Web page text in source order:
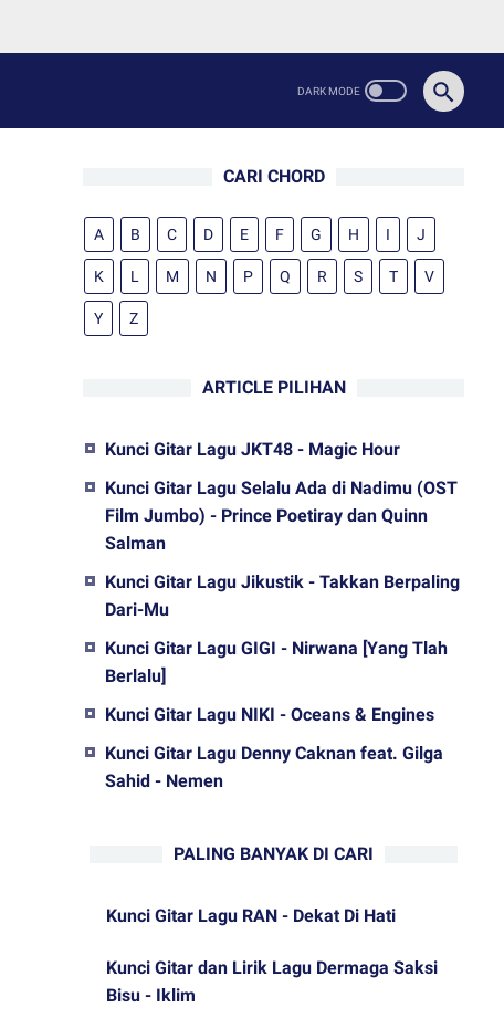
CARI CHORD
A B C D E F G H I J
K L M N P Q R S T V
Y Z
ARTICLE PILIHAN
Kunci Gitar Lagu JKT48 - Magic Hour
Kunci Gitar Lagu Selalu Ada di Nadimu (OST
Film Jumbo) - Prince Poetiray dan Quinn
Salman
Kunci Gitar Lagu Jikustik - Takkan Berpaling
Dari-Mu
Kunci Gitar Lagu GIGI - Nirwana [Yang Tlah
Berlalu]
Kunci Gitar Lagu NIKI - Oceans & Engines
Kunci Gitar Lagu Denny Caknan feat. Gilga
Sahid - Nemen
PALING BANYAK DI CARI
Kunci Gitar Lagu RAN - Dekat Di Hati
Kunci Gitar dan Lirik Lagu Dermaga Saksi
Bisu - Iklim